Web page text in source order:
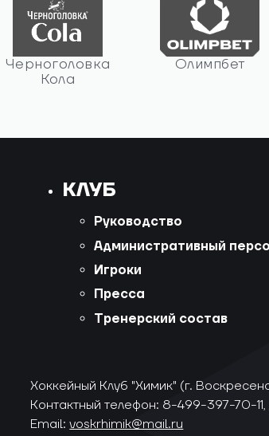
Черноголовка
Кола
Олимпбет
КЛУБ
Руководство
Административный
Игроки
Пресса
Тренерский состав
Хоккейный Клуб "Химик" (г.
Контактный телефон: 8-499-397-70-
Email:voskrhimik@mail.ru